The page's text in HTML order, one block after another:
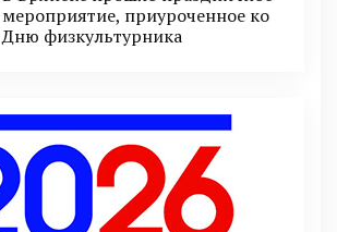
мероприятие, приуроченное ко
Дню физкультурника